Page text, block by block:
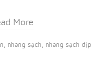
More
nhang sạch nhang sạch